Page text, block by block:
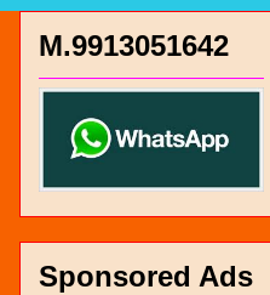
M.9913051642
Sponsored Ads